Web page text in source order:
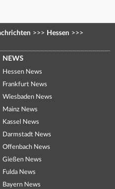
>>> Hessen >>>
NEWS
Hessen News
Frankfurt News
Wiesbaden News
Mainz News
Kassel News
Darmstadt News
Offenbach News
Gießen News
Fulda News
Bayern News